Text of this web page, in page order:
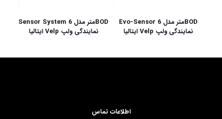
BODمتر مدل Evo-Sensor 6
نمایندگی ولپ Velp ایتالیا
BODمتر مدل Sensor System 6
نمایندگی ولپ Velp ایتالیا
اطلاعات تماس